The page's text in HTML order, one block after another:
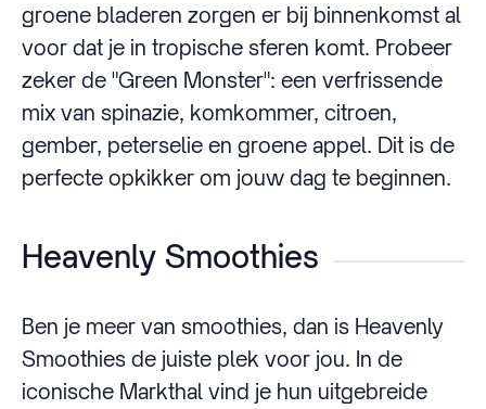
groene bladeren zorgen er bij binnenkomst al
voor dat je in tropische sferen komt. Probeer
zeker de "Green Monster": een verfrissende
mix van spinazie, komkommer, citroen,
gember, peterselie en groene appel. Dit is de
perfecte opkikker om jouw dag te beginnen.
Heavenly Smoothies
Ben je meer van smoothies, dan is Heavenly
Smoothies de juiste plek voor jou. In de
iconische Markthal vind je hun uitgebreide